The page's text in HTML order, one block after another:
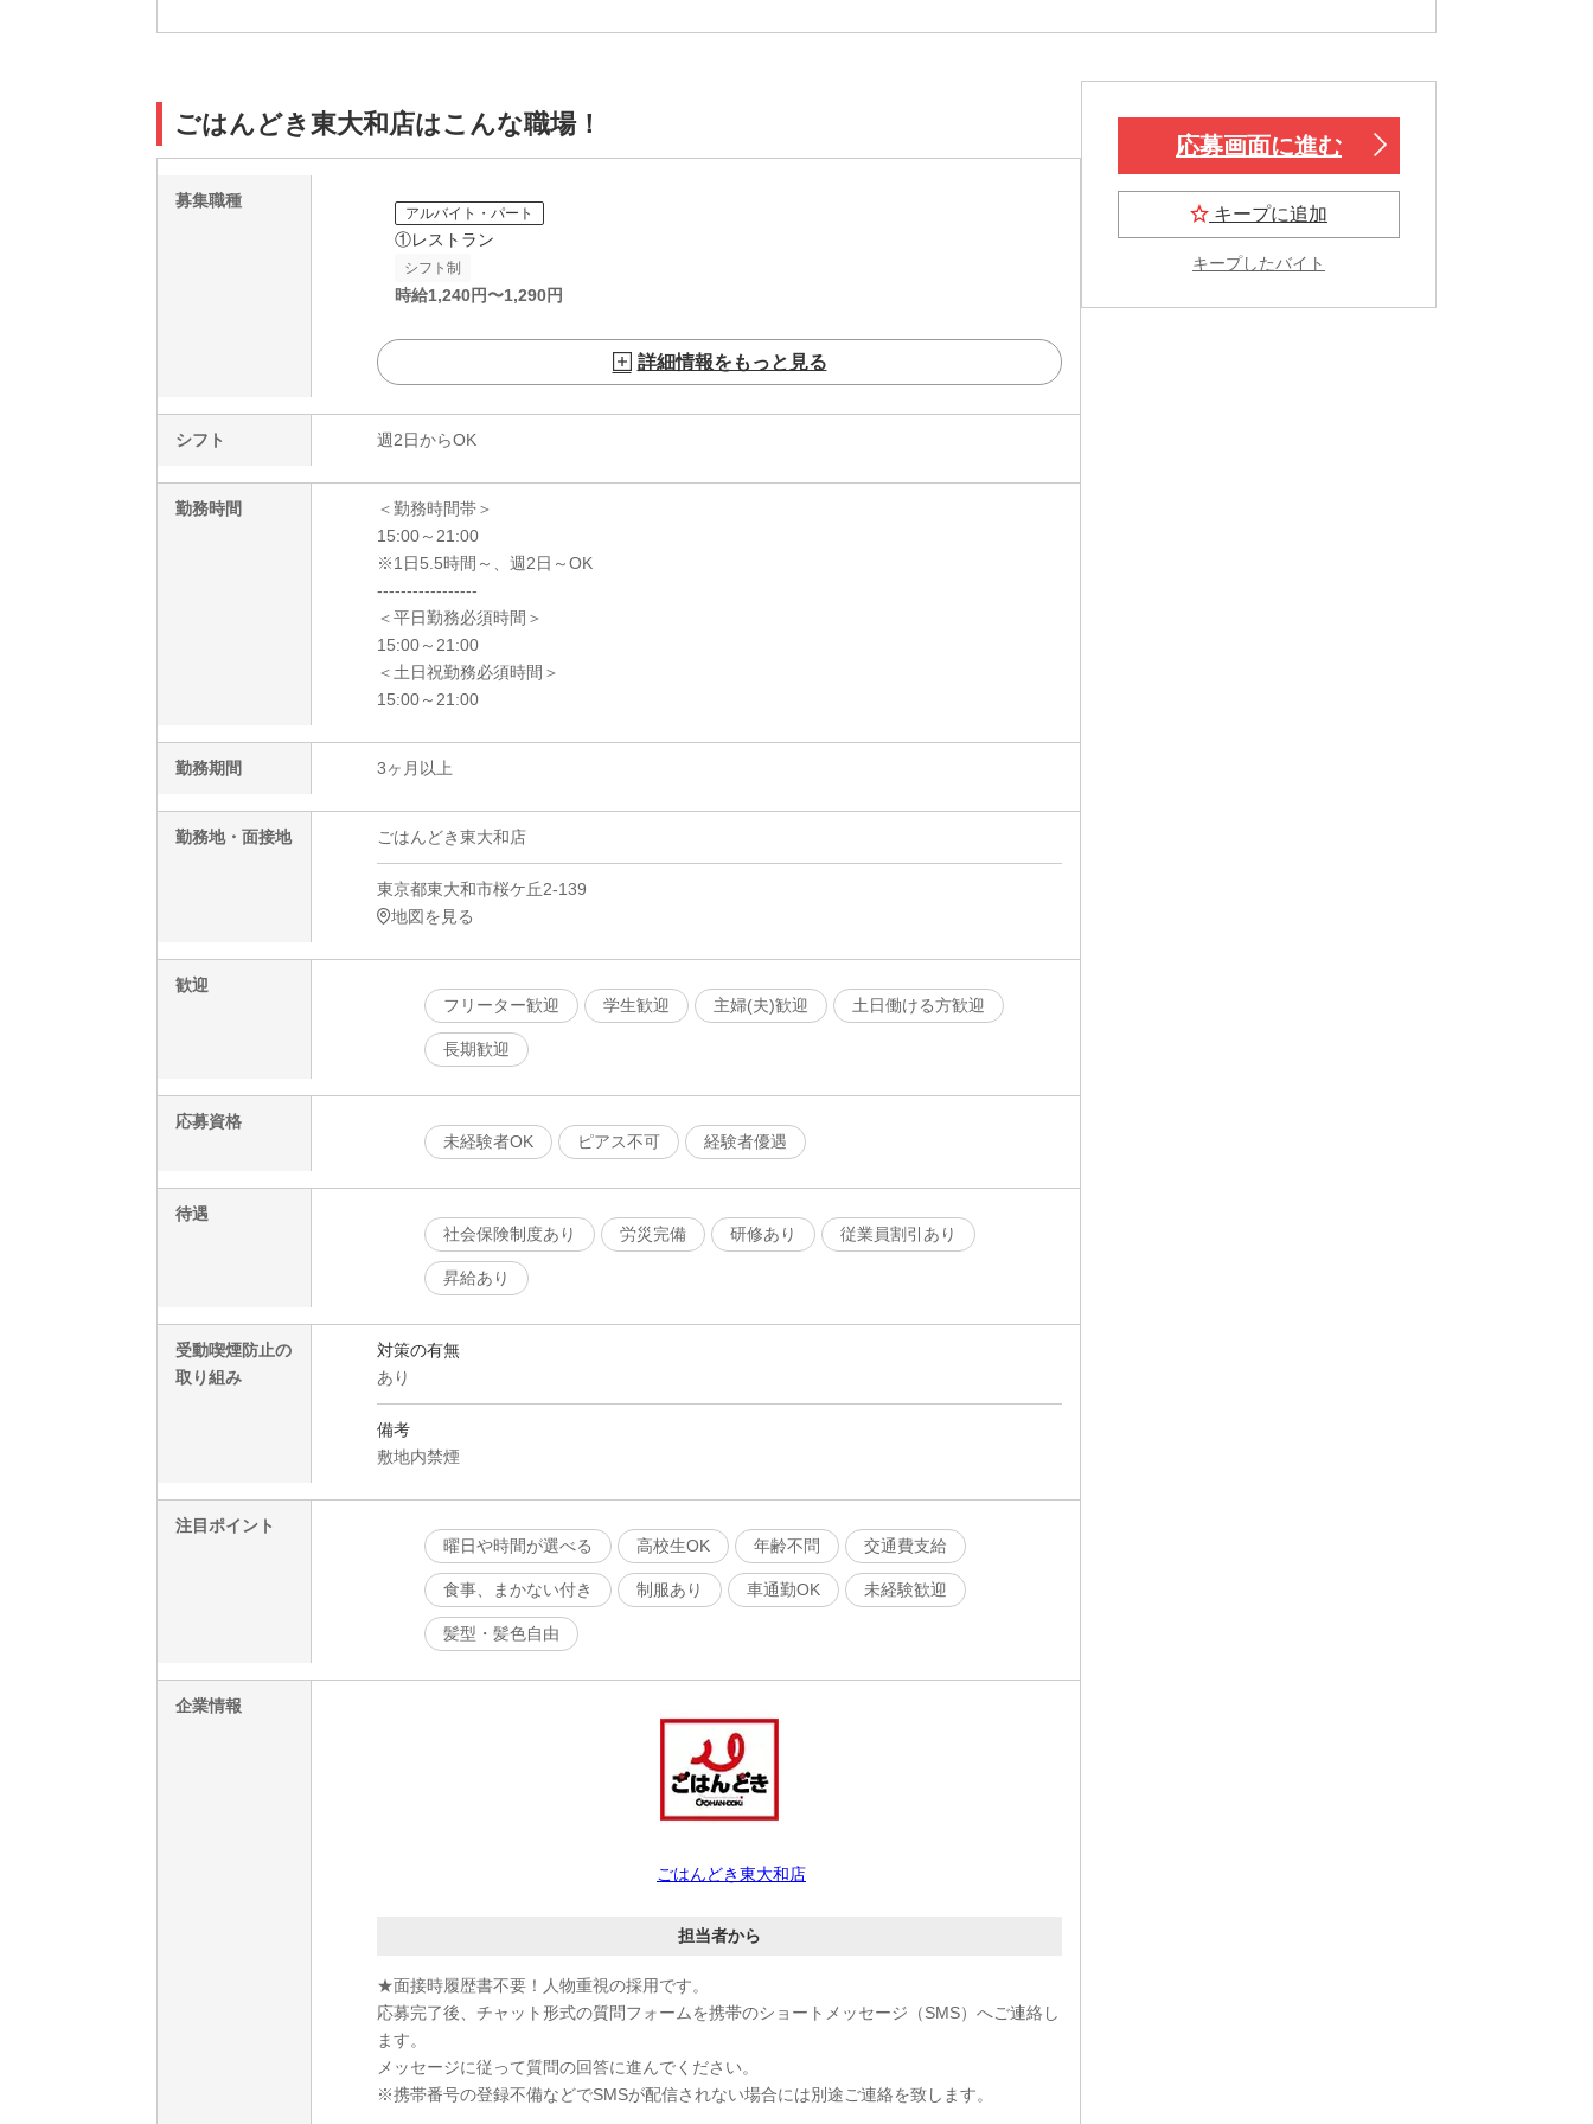
ごはんどき東大和店はこんな職場！
募集職種
アルバイト・パート
①レストラン
シフト制
時給1,240円〜1,290円
詳細情報をもっと見る
シフト 週2日からOK
勤務時間
＜勤務時間帯＞
15:00～21:00
※1日5.5時間～、週2日～OK
-----------------
＜平日勤務必須時間＞
15:00～21:00
＜土日祝勤務必須時間＞
15:00～21:00
勤務期間 3ヶ月以上
勤務地・面接地 ごはんどき東大和店
東京都東大和市桜ケ丘2-139
地図を見る
歓迎
フリーター歓迎
学生歓迎 主婦(夫)歓迎 土日働ける方歓迎
長期歓迎
応募資格
未経験者OK
ピアス不可 経験者優遇
待遇
社会保険制度あり
労災完備 研修あり 従業員割引あり
昇給あり
受動喫煙防止の
取り組み
対策の有無
あり
備考
敷地内禁煙
注目ポイント
曜日や時間が選べる
高校生OK 年齢不問 交通費支給
食事、まかない付き 制服あり 車通勤OK 未経験歓迎
髪型・髪色自由
企業情報
ごはんどき東大和店
担当者から
★面接時履歴書不要！人物重視の採用です。
応募完了後、チャット形式の質問フォームを携帯のショートメッセージ（SMS）へご連絡し
ます。
メッセージに従って質問の回答に進んでください。
※携帯番号の登録不備などでSMSが配信されない場合には別途ご連絡を致します。
応募画面に進む
キープに追加
キープしたバイト